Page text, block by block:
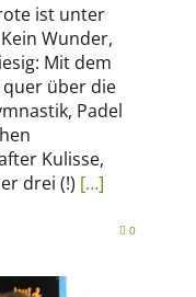
ist unter
Wunder,
Mit dem
über die
Padel
Kulisse,
drei (!) […]
0